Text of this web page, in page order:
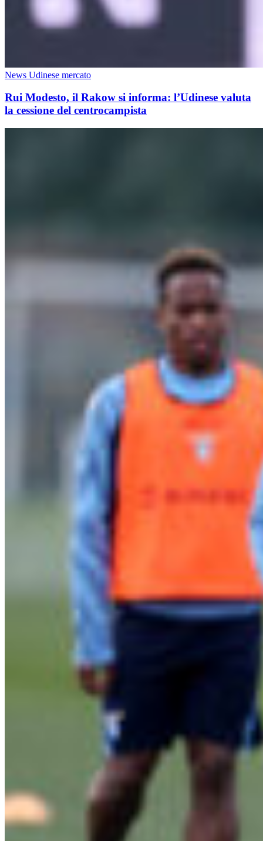
News Udinese mercato
Rui Modesto, il Rakow si informa: l’Udinese valuta
la cessione del centrocampista